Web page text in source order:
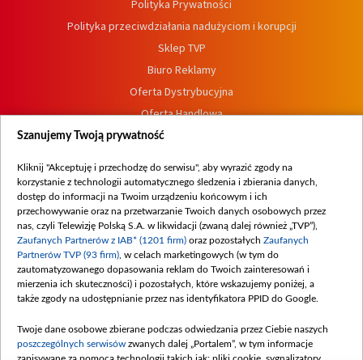
Polityka Prywatności
Polityka przeciwdziałania nadużyciom i korupcji
Sklep TVP
Biuro Reklamy
Oferta Dystrybucyjna
Oferta Handlowa
Dostępność
Procedura zgłoszeń wewnętrznych
Szanujemy Twoją prywatność
Kliknij "Akceptuję i przechodzę do serwisu", aby wyrazić zgody na
korzystanie z technologii automatycznego śledzenia i zbierania danych,
dostęp do informacji na Twoim urządzeniu końcowym i ich
przechowywanie oraz na przetwarzanie Twoich danych osobowych przez
nas, czyli Telewizję Polską S.A. w likwidacji (zwaną dalej również „TVP”),
Zaufanych Partnerów z IAB* (1201 firm) oraz pozostałych Zaufanych
Partnerów TVP (93 firm) , w celach marketingowych (w tym do
zautomatyzowanego dopasowania reklam do Twoich zainteresowań i
mierzenia ich skuteczności) i pozostałych, które wskazujemy poniżej, a
także zgody na udostępnianie przez nas identyfikatora PPID do Google.
Twoje dane osobowe zbierane podczas odwiedzania przez Ciebie naszych
poszczególnych serwisów zwanych dalej „Portalem”, w tym informacje